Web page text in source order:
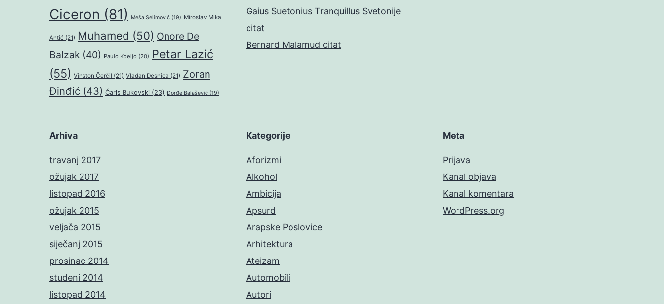
Ciceron (81) Meša Selimović (19) Miroslav Mika
Antić (21) Muhamed (50) Onore De
Balzak (40) Paulo Koeljo (20) Petar Lazić
(55) Vinston Čerčil (21) Vladan Desnica (21) Zoran
Đinđić (43) Čarls Bukovski (23) Đorđe Balašević (19)
Gaius Suetonius Tranquillus Svetonije
citat
Bernard Malamud citat
Arhiva
travanj 2017
ožujak 2017
listopad 2016
ožujak 2015
veljača 2015
siječanj 2015
prosinac 2014
studeni 2014
listopad 2014
Kategorije
Aforizmi
Alkohol
Ambicija
Apsurd
Arapske Poslovice
Arhitektura
Ateizam
Automobili
Autori
Meta
Prijava
Kanal objava
Kanal komentara
WordPress.org